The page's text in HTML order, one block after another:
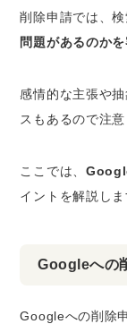
削除申請では、
問題があるのか
感情的な主張や
スもあるので注意
ここでは、
イントを解説しま
Googleへの
Googleへの削除